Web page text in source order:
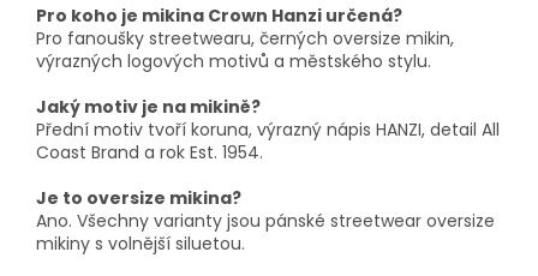
Pro koho je mikina Crown Hanzi určená?
Pro fanoušky streetwearu, černých oversize mikin,
výrazných logových motivů a městského stylu.
Jaký motiv je na mikině?
Přední motiv tvoří koruna, výrazný nápis HANZI, detail All
Coast Brand a rok Est. 1954.
Je to oversize mikina?
Ano. Všechny varianty jsou pánské streetwear oversize
mikiny s volnější siluetou.